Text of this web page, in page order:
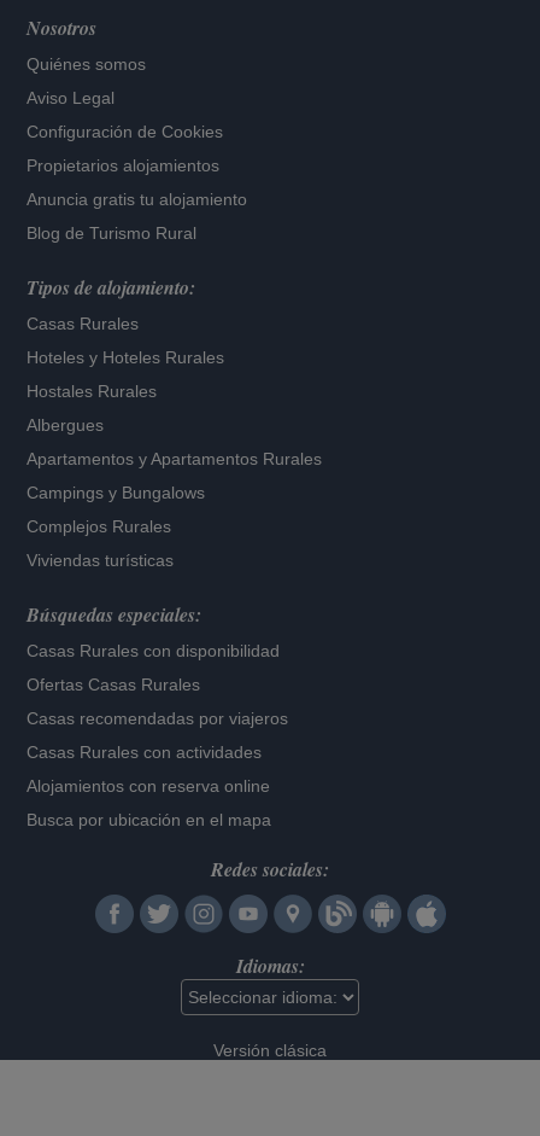
Nosotros
Quiénes somos
Aviso Legal
Configuración de Cookies
Propietarios alojamientos
Anuncia gratis tu alojamiento
Blog de Turismo Rural
Tipos de alojamiento:
Casas Rurales
Hoteles y Hoteles Rurales
Hostales Rurales
Albergues
Apartamentos yApartamentos Rurales
Campings y Bungalows
Complejos Rurales
Viviendas turísticas
Búsquedas especiales:
Casas Rurales con disponibilidad
Ofertas Casas Rurales
Casas recomendadas por viajeros
Casas Rurales con actividades
Alojamientos con reserva online
Busca por ubicación en el mapa
Redes sociales:
Idiomas:
Versión clásica